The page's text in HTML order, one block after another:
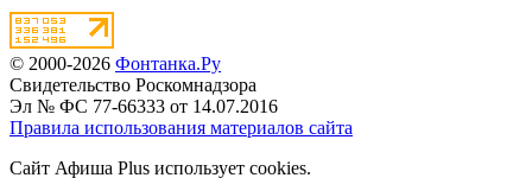
© 2000-2026 Фонтанка.Ру
Свидетельство Роскомнадзора
Эл № ФС 77-66333 от 14.07.2016
Правила использования материалов сайта
Сайт Афиша Plus использует cookies.